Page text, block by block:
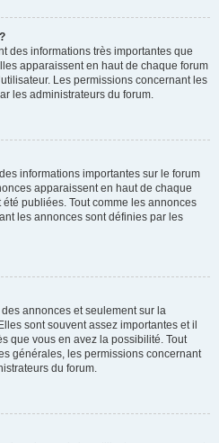
des informations très importantes que
apparaissent en haut de chaque forum
Les permissions concernant les
les administrateurs du forum.
informations importantes sur le forum
apparaissent en haut de chaque
publiées. Tout comme les annonces
les annonces sont définies par les
annonces et seulement sur la
sont souvent assez importantes et il
que vous en avez la possibilité. Tout
générales, les permissions concernant
du forum.